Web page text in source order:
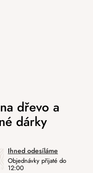
Ihned odesíláme
Objednávky přijaté do
12:00